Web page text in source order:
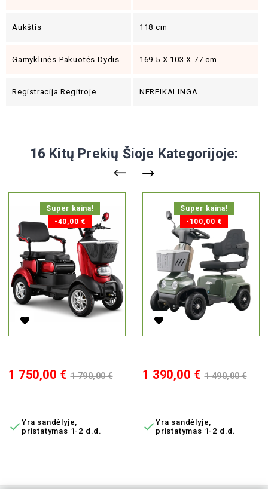
Aukštis 118 cm
Gamyklinės Pakuotės Dydis 169.5 X 103 X 77 cm
Registracija Regitroje NEREIKALINGA
16 Kitų Prekių Šioje Kategorijoje:
Super kaina!
-40,00 €
Kaina
1 750,00 € Bazinė
kaina
1 790,00 €
 Yra sandėlyje,
pristatymas 1-2 d.d.
Super kaina!
-100,00 €
Kaina
1 390,00 € Bazinė
kaina
1 490,00 €
 Yra sandėlyje,
pristatymas 1-2 d.d.